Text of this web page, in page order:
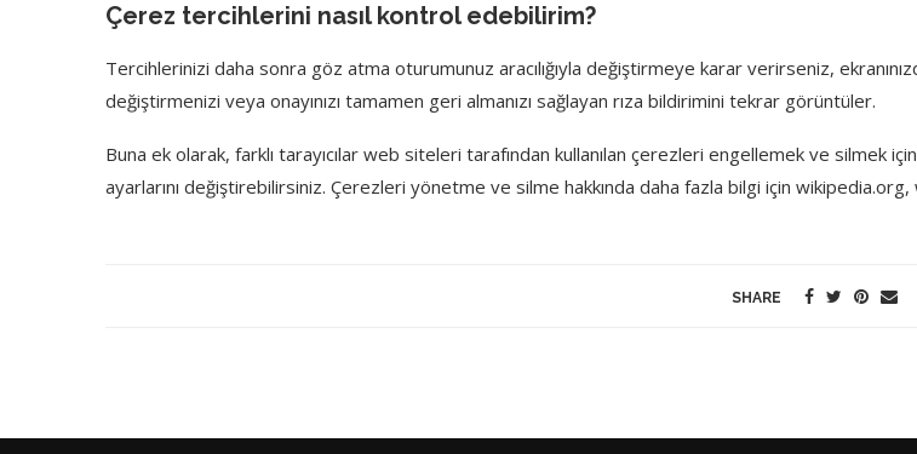
Çerez tercihlerini nasıl kontrol edebilirim?
Tercihlerinizi daha sonra göz atma oturumunuz aracılığıyla değiştirmeye karar verirseniz,
değiştirmenizi veya onayınızı tamamen geri almanızı sağlayan rıza bildirimini tekrar görüntüler.
Buna ek olarak, farklı tarayıcılar web siteleri tarafından kullanılan çerezleri engellemek ve silmek
ayarlarını değiştirebilirsiniz. Çerezleri yönetme ve silme hakkında daha fazla bilgi için
SHARE